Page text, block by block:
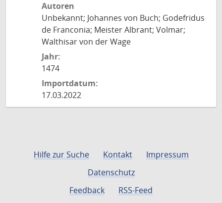
Autoren
Unbekannt; Johannes von Buch; Godefridus
de Franconia; Meister Albrant; Volmar;
Walthisar von der Wage
Jahr:
1474
Importdatum:
17.03.2022
Hilfe zur Suche Kontakt
Impressum
Datenschutz
Feedback
RSS-Feed